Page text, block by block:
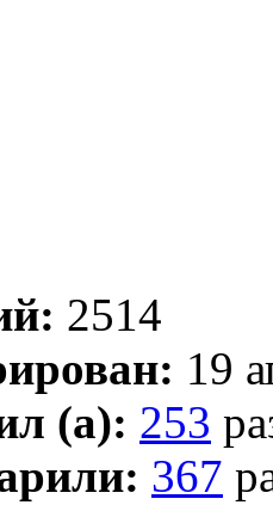
2514
19
(а): 253
367